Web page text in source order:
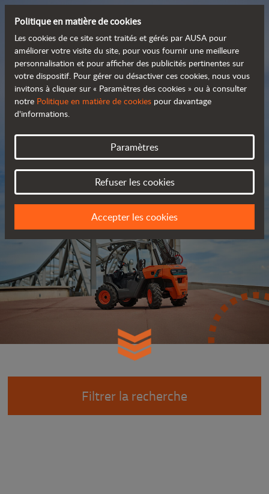
Découvrez notre large
gamme de produits
Catalogue
Filtrer la recherche
Politique en matière de cookies
Les cookies de ce site sont traités et gérés par AUSA pour
améliorer votre visite du site, pour vous fournir une meilleure
personnalisation et pour afficher des publicités pertinentes sur
votre dispositif. Pour gérer ou désactiver ces cookies, nous vous
invitons à cliquer sur « Paramètres des cookies » ou à consulter
notre Politique en matière de cookies pour davantage
d'informations.
Paramètres
Refuser les cookies
Accepter les cookies